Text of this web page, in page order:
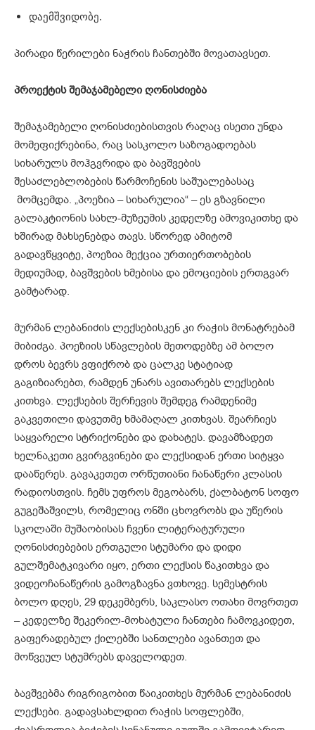
დაემშვიდობე.
პირადი წერილები ნაჭრის ჩანთებში მოვათავსეთ.
პროექტის შემაჯამებელი ღონისძიება
შემაჯამებელი ღონისძიებისთვის რაღაც ისეთი უნდა
მომეფიქრებინა, რაც სასკოლო საზოგადოებას
სიხარულს მოჰგვრიდა და ბავშვების
შესაძლებლობების წარმოჩენის საშუალებასაც
მომცემდა. „პოეზია – სიხარულია“ – ეს გზავნილი
გალაკტიონის სახლ-მუზეუმის კედელზე ამოვიკითხე და
ხშირად მახსენებდა თავს. სწორედ ამიტომ
გადავწყვიტე, პოეზია მექცია ურთიერთობების
მედიუმად, ბავშვების ხმებისა და ემოციების ერთგვარ
გამტარად.
მურმან ლებანიძის ლექსებისკენ კი რაჭის მონატრებამ
მიბიძგა. პოეზიის სწავლების მეთოდებზე ამ ბოლო
დროს ბევრს ვფიქრობ და ცალკე სტატიად
გაგიზიარებთ, რამდენ უნარს ავითარებს ლექსების
კითხვა. ლექსების შერჩევის შემდეგ რამდენიმე
გაკვეთილი დავუთმე ხმამაღალ კითხვას. შეარჩიეს
საყვარელი სტრიქონები და დახატეს. დავამზადეთ
ხელნაკეთი გვირგვინები და ლექსიდან ერთი სიტყვა
დააწერეს. გავაკეთეთ ორწუთიანი ჩანაწერი კლასის
რადიოსთვის. ჩემს უფროს მეგობარს, ქალბატონ სოფო
გუგეშაშვილს, რომელიც ონში ცხოვრობს და უწერის
სკოლაში მუშაობისას ჩვენი ლიტერატურული
ღონისძიებების ერთგული სტუმარი და დიდი
გულშემატკივარი იყო, ერთი ლექსის წაკითხვა და
ვიდეოჩანაწერის გამოგზავნა ვთხოვე. სემესტრის
ბოლო დღეს, 29 დეკემბერს, საკლასო ოთახი მოვრთეთ
– კედელზე შეკერილ-მოხატული ჩანთები ჩამოვკიდეთ,
გაფერადებულ ქილებში სანთლები ავანთეთ და
მოწვეულ სტუმრებს დაველოდეთ.
ბავშვებმა რიგრიგობით წაიკითხეს მურმან ლებანიძის
ლექსები. გადავსახლდით რაჭის სოფლებში,